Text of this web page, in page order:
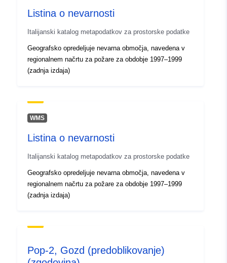
uriRef:
http://data.europa.eu/88u/dataset/
m5961-cc-i9423
Listina o nevarnosti
Italijanski katalog metapodatkov za prostorske podatke
Geografsko opredeljuje nevarna območja, navedena v
regionalnem načrtu za požare za obdobje 1997–1999
(zadnja izdaja)
WMS
Listina o nevarnosti
Italijanski katalog metapodatkov za prostorske podatke
Geografsko opredeljuje nevarna območja, navedena v
regionalnem načrtu za požare za obdobje 1997–1999
(zadnja izdaja)
Pop-2, Gozd (predoblikovanje)